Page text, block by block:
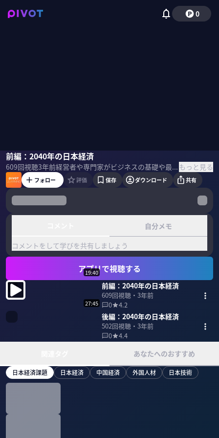
0
前編：2040年の日本経済
609回視聴3年前 経営者や専門家がビジネスの基礎や最新テーマを教える「PIVOT LEARNING」。一橋大学名誉教授の野口悠紀雄氏に「2040年の日本経済」について聞いた。 ＜ゲスト＞ 野口悠紀雄｜一橋大学名誉教授 1940年東京生まれ。1963年東京大学工学部卒業、1964年大蔵省入省、1972年イェール大学Ph.D.（経済学博士号）を取得。一橋大学教授、東京大学教授、スタンフォード大学客員教授、早稲田大学ファイナンス研究科教授などを歴任。専攻はファイナンス理論、日本経済論。 ＜目次＞ もっと見る
野口悠紀雄佐々木紀彦
フォロー 評価 保存 ダウンロード 共有
自分メモ
コメントをして学びを共有しましょう
アプリで視聴する
19:40
前編：2040年の日本経済
609回視聴・ 3年前
0
4.2
27:45
後編：2040年の日本経済
502回視聴・ 3年前
0
4.4
あなたへのおすすめ
日本経済課題 日本経済 中国経済 外国人材 日本技術